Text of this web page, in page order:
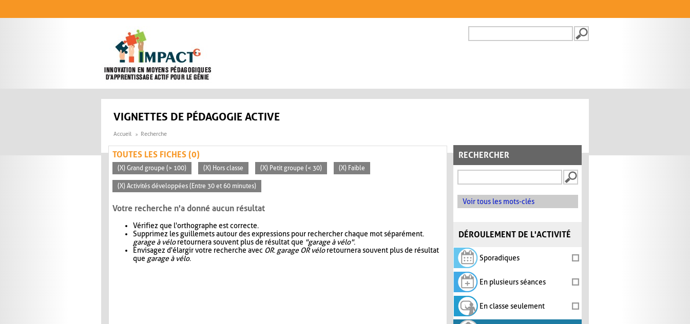
FORMULAIRE DE
VIGNETTES DE PÉDAGOGIE ACTIVE
Accueil Recherche
RECHERCHER
Voir tous les mots-clés
DÉROULEMENT DE L'ACTIVITÉ
Sporadiques
En plusieurs séances
En classe seulement
TOUTES LES FICHES (0)
(X) Grand groupe (> 100) (X) Hors classe (X) Petit groupe (< 30) (X) Faible
(X) Activités développées (Entre 30 et 60 minutes)
Votre recherche n'a donné aucun résultat
Vérifiez que l'orthographe est correcte.
Supprimez les guillemets autour des expressions pour rechercher chaque mot séparément.
garage à véloretournera souvent plus de résultat que "garage à vélo".
Envisagez d'élargir votre recherche avec OR. garage OR véloretournera souvent plus de résultat
que garage à vélo.